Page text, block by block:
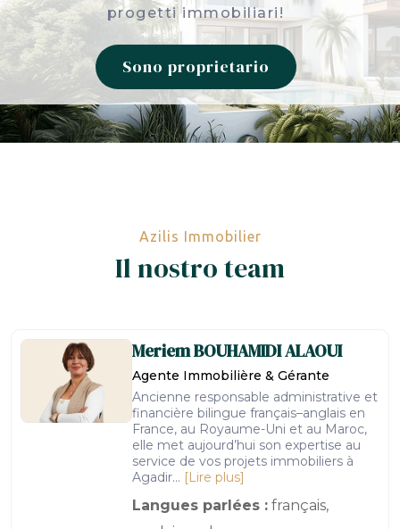
progetti immobiliari!
Sono proprietario
Azilis Immobilier
Il nostro team
MeriemBOUHAMIDI ALAOUI
Agente Immobilière & Gérante
Ancienne responsable administrative et
financière bilingue français–anglais en
France, au Royaume-Uni et au Maroc,
elle met aujourd’hui son expertise au
service de vos projets immobiliers à
Agadir... [Lire plus]
Langues parlées : français,